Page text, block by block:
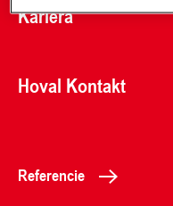
Kariéra
Hoval Kontakt
Referencie